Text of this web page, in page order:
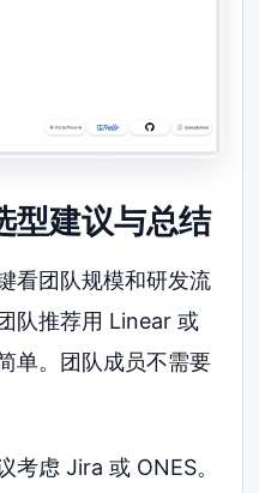
型建议与总结
看团队规模和研发流
队推荐用 Linear 或
单。团队成员不需要
考虑 Jira 或 ONES。